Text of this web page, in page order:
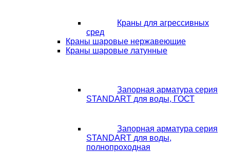
Краны для агрессивных
сред
Краны шаровые нержавеющие
Краны шаровые латунные
Запорная арматура серия
STANDART для воды, ГОСТ
Запорная арматура серия
STANDART для воды,
полнопроходная